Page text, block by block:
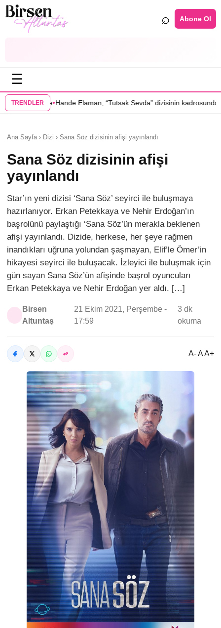
⌕ Abone Ol
☰
TRENDLER
Elaman, “Tutsak Sevda” dizisinin kadrosunda• Serenay
Ana Sayfa › Dizi › Sana Söz dizisinin afişi yayınlandı
Sana Söz dizisinin afişi
yayınlandı
Star’ın yeni dizisi ‘Sana Söz’ seyirci ile buluşmaya
hazırlanıyor. Erkan Petekkaya ve Nehir Erdoğan’ın
başrolünü paylaştığı ‘Sana Söz’ün merakla beklenen
afişi yayınlandı. Dizide, herkese, her şeye rağmen
inandıkları uğruna yolundan şaşmayan, Elif’le Ömer’in
hikayesi seyirci ile buluşacak. İzleyici ile buluşmak için
gün sayan Sana Söz’ün afişinde başrol oyuncuları
Erkan Petekkaya ve Nehir Erdoğan yer aldı. […]
Birsen
Altuntaş
21 Ekim 2021, Perşembe -
17:59
3 dk
okuma
A- A A+